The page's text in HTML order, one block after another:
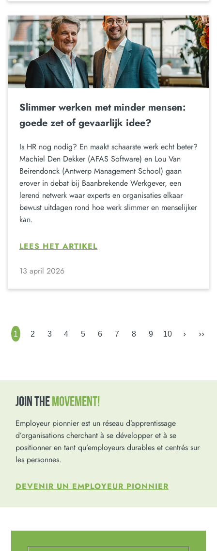
Slimmer werken met minder mensen:
goede zet of gevaarlijk idee?
Is HR nog nodig? En maakt schaarste werk echt beter?
Machiel Den Dekker (AFAS Software) en Lou Van
Beirendonck (Antwerp Management School) gaan
erover in debat bij Baanbrekende Werkgever, een
lerend netwerk waar experts en organisaties elkaar
bewust uitdagen rond hoe werk slimmer en menselijker
kan.
LEES HET ARTIKEL
13 april 2026
1 2 3 4 5 6 7 8 9 10 › ››
JOIN THEMOVEMENT!
Employeur pionnier est un réseau d’apprentissage
d’organisations cherchant à se développer et à se
positionner en tant qu’employeurs durables et centrés sur
les personnes.
DEVENIR UN EMPLOYEUR PIONNIER